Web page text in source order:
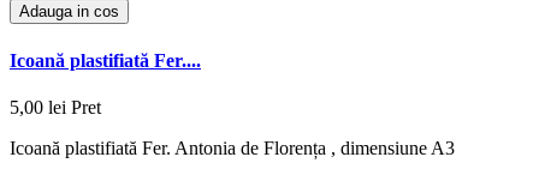
Adauga in cos
Icoană plastifiată Fer....
5,00 lei Pret
Icoană plastifiată Fer. Antonia de Florența , dimensiune A3